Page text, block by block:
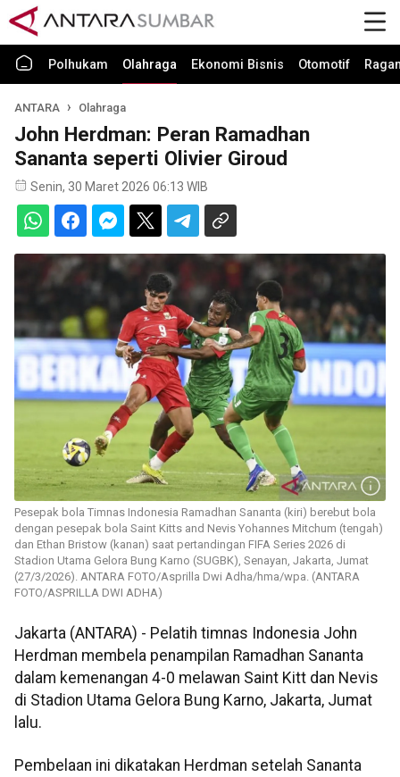
Polhukam Olahraga Ekonomi Bisnis Otomotif
ANTARA Olahraga
John Herdman: Peran Ramadhan
Sananta seperti Olivier Giroud
Senin, 30 Maret 2026 06:13 WIB
Pesepak bola Timnas Indonesia Ramadhan Sananta (kiri) berebut bola
dengan pesepak bola Saint Kitts and Nevis Yohannes Mitchum (tengah)
dan Ethan Bristow (kanan) saat pertandingan FIFA Series 2026 di
Stadion Utama Gelora Bung Karno (SUGBK), Senayan, Jakarta, Jumat
(27/3/2026). ANTARA FOTO/Asprilla Dwi Adha/hma/wpa. (ANTARA
FOTO/ASPRILLA DWI ADHA)
Jakarta (ANTARA) - Pelatih timnas Indonesia John
Herdman membela penampilan Ramadhan Sananta
dalam kemenangan 4-0 melawan Saint Kitt dan Nevis
di Stadion Utama Gelora Bung Karno, Jakarta, Jumat
lalu.
Pembelaan ini dikatakan Herdman setelah Sananta